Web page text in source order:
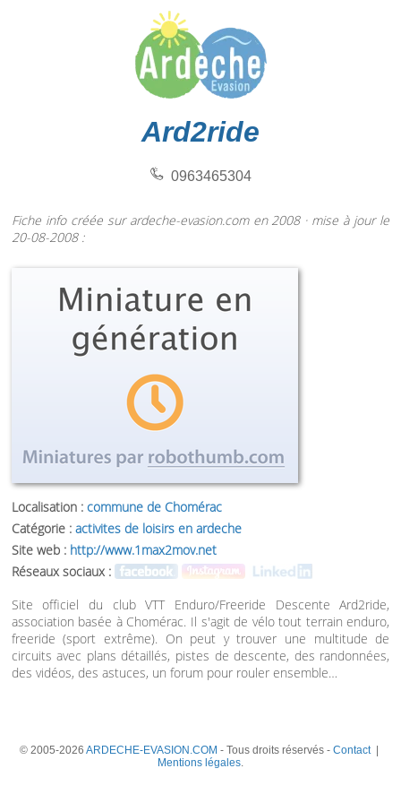
Ard2ride
0963465304
Fiche info créée sur ardeche-evasion.com en 2008 · mise à jour le
20-08-2008 :
Localisation : commune de Chomérac
Catégorie : activites de loisirs en ardeche
Site web : http://www.1max2mov.net
Réseaux sociaux :
Site officiel du club VTT Enduro/Freeride Descente Ard2ride,
association basée à Chomérac. Il s'agit de vélo tout terrain enduro,
freeride (sport extrême). On peut y trouver une multitude de
circuits avec plans détaillés, pistes de descente, des randonnées,
des vidéos, des astuces, un forum pour rouler ensemble…
© 2005-2026 ARDECHE-EVASION.COM - Tous droits réservés - Contact|
Mentions légales.